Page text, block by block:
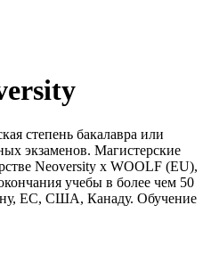
степень бакалавра или
экзаменов. Магистерские
Neoversity x WOOLF (EU),
учебы в более чем 50
ЕС, США, Канаду. Обучение